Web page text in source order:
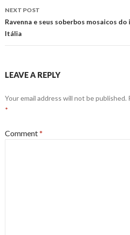
NEXT POST
Ravenna e seus soberbos mosaicos
Itália
LEAVE A REPLY
Your email address will not be published.
*
Comment*